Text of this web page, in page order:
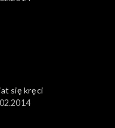
się kręci